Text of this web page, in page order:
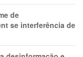
de
se interferência de